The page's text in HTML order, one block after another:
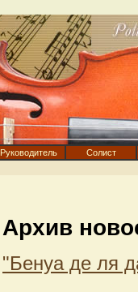
Руководитель Солист
Архив
"Бенуа де ля